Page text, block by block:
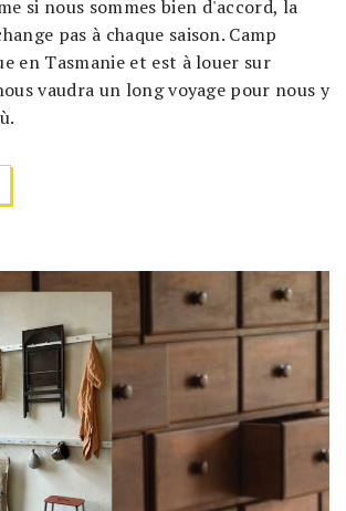
si nous sommes bien d'accord, la
pas à chaque saison. Camp
en Tasmanie et est à louer sur
vaudra un long voyage pour nous y